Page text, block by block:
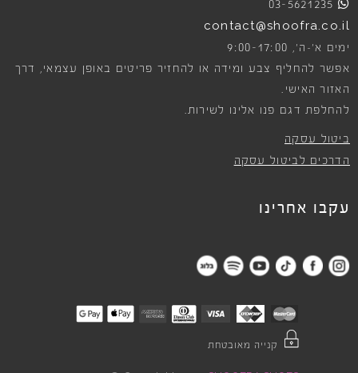
03-5621235
contact@shoofra.co.il
ימים א׳-ה׳, 9:00-17:00
אפשר להחליף צבע ומידה או להחזיר פריטים באופן עצמאי, דרך
האזור האישי.
להחלפת דגם פנו אלינו לשירות.
ביטול עסקה
הדרכים לביטול עסקה
עקבו אחרינו
קנייה מאובטחת